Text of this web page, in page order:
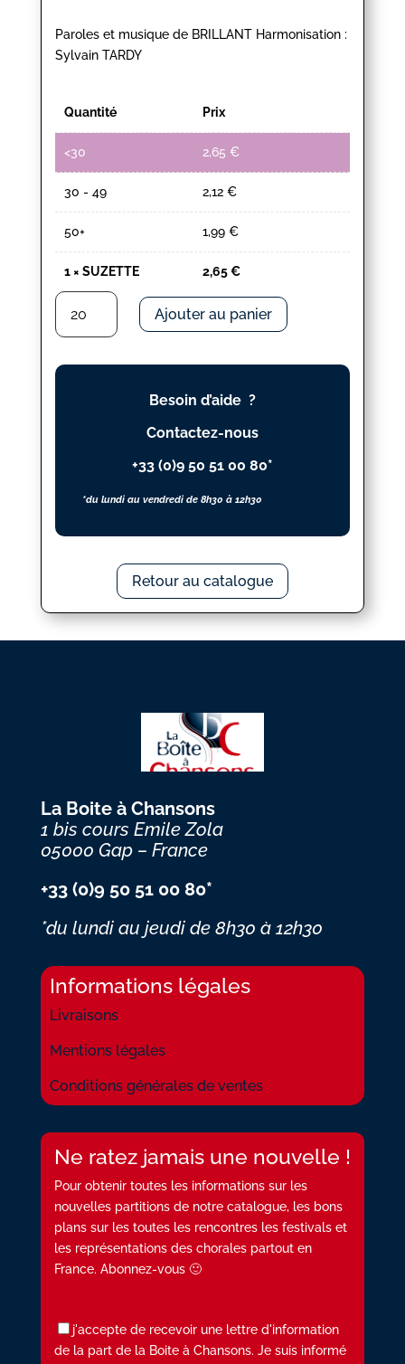
Paroles et musique de BRILLANT Harmonisation :
Sylvain TARDY
Quantité Prix
<30 2,65 €
30 - 49 2,12 €
50+ 1,99 €
1× SUZETTE 2,65€
quantité
SUZETTE
Ajouter au panier
Besoin d’aide ?
Contactez-nous
+33 (0)9 50 51 00 80*
*du lundi au vendredi de 8h30 à 12h30
Retour au catalogue
La Boite à Chansons
1 bis cours Emile Zola
05000 Gap – France
+33 (0)9 50 51 00 80*
*du lundi au jeudi de 8h30 à 12h30
Informations légales
Livraisons
Mentions légales
Conditions générales de ventes
Ne ratez jamais une nouvelle !
Pour obtenir toutes les informations sur les
nouvelles partitions de notre catalogue, les bons
plans sur les toutes les rencontres les festivals et
les représentations des chorales partout en
France. Abonnez-vous 🙂
j'accepte de recevoir une lettre d'information
de la part de la Boite à Chansons. Je suis informé